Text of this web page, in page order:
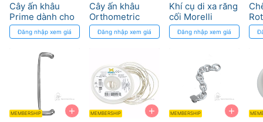
Cây ấn khâu
Prime dành cho
nha khoa - Khả
năng chống gỉ
Đăng nhập xem giá
+
MEMBERSHIP
Cây ấn khâu
Orthometric
Đăng nhập xem giá
+
MEMBERSHIP
Khí cụ di xa răng
cối Morelli
Đăng nhập xem giá
+
MEMBERSHIP
on